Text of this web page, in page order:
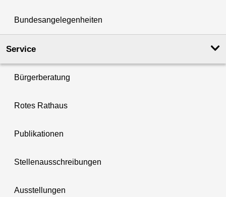
Bundesangelegenheiten
Service
Bürgerberatung
Rotes Rathaus
Publikationen
Stellenausschreibungen
Ausstellungen